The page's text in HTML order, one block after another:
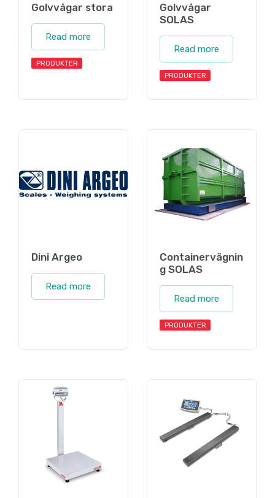
Golvvågar stora
Read more
PRODUKTER
Golvvågar
SOLAS
Read more
PRODUKTER
Dini Argeo
Read more
Containervägnin
g SOLAS
Read more
PRODUKTER